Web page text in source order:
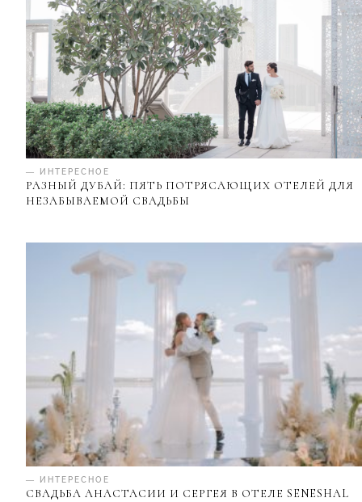
— ИНТЕРЕСНОЕ
РАЗНЫЙ ДУБАЙ: ПЯТЬ ПОТРЯСАЮЩИХ ОТЕЛЕЙ ДЛЯ
НЕЗАБЫВАЕМОЙ СВАДЬБЫ
— ИНТЕРЕСНОЕ
СВАДЬБА АНАСТАСИИ И СЕРГЕЯ В ОТЕЛЕ SENESHAL